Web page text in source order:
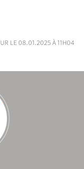
le 08.01.2025 à 11h04